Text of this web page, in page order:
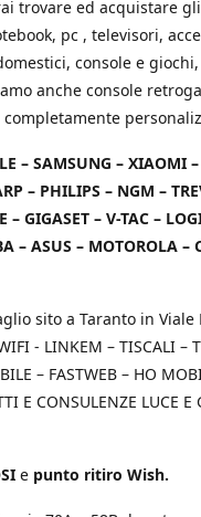
trovare ed acquistare gli
pc , televisori,
console e
anche console
– SAMSUNG – XIAOMI
– PHILIPS – NGM –
GIGASET – V-TAC –
– ASUS – MOTOROLA –
sito a Taranto in Viale
- LINKEM – TISCALI –
– FASTWEB – HO
E CONSULENZE LUCE E
e punto ritiro Wish.